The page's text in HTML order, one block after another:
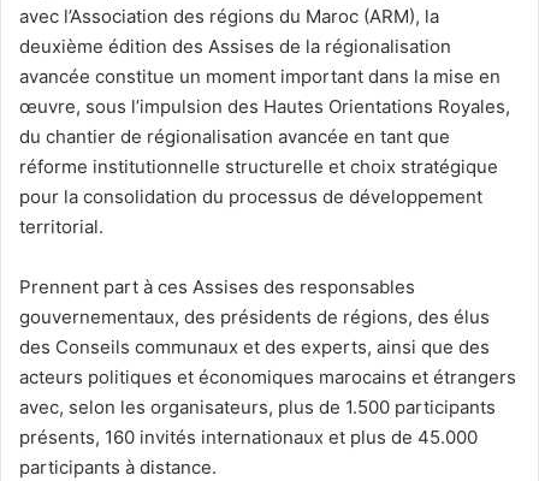
avec l’Association des régions du Maroc (ARM), la
deuxième édition des Assises de la régionalisation
avancée constitue un moment important dans la mise en
œuvre, sous l’impulsion des Hautes Orientations Royales,
du chantier de régionalisation avancée en tant que
réforme institutionnelle structurelle et choix stratégique
pour la consolidation du processus de développement
territorial.
Prennent part à ces Assises des responsables
gouvernementaux, des présidents de régions, des élus
des Conseils communaux et des experts, ainsi que des
acteurs politiques et économiques marocains et étrangers
avec, selon les organisateurs, plus de 1.500 participants
présents, 160 invités internationaux et plus de 45.000
participants à distance.